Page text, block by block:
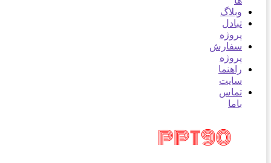
وبلاگ
تبادل
پروژه
سفارش
پروژه
راهنما
سایت
تماس
باما